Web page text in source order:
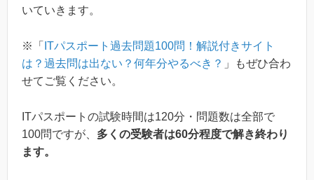
いていきます。
※「 ITパスポート過去問題100問！解説付きサイト
は？過去問は出ない？何年分やるべき？ 」もぜひ合わ
せてご覧ください。
ITパスポートの試験時間は120分・問題数は全部で
100問ですが、 多くの受験者は60分程度で解き終わり
ます。